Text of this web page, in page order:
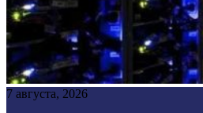
7 августа, 2026